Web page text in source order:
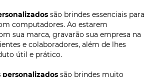
são brindes essenciais para
computadores. Ao estarem
sua marca, gravarão sua empresa na
e colaboradores, além de lhes
útil e prático.
personalizados são brindes muito